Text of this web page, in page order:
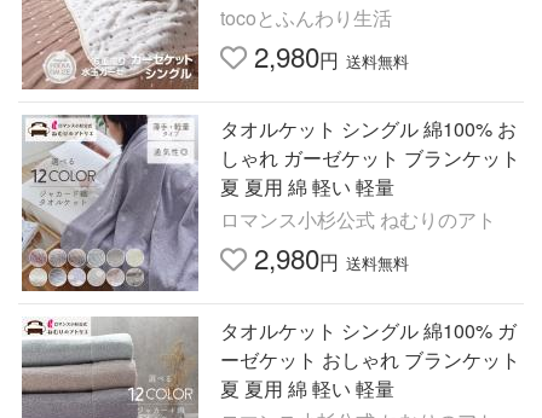
tocoとふんわり生活
2,980円 送料無料
タオルケット シングル 綿100% お
しゃれ ガーゼケット ブランケット
夏 夏用 綿 軽い 軽量
ロマンス小杉公式 ねむりのアト
2,980円 送料無料
タオルケット シングル 綿100% ガ
ーゼケット おしゃれ ブランケット
夏 夏用 綿 軽い 軽量